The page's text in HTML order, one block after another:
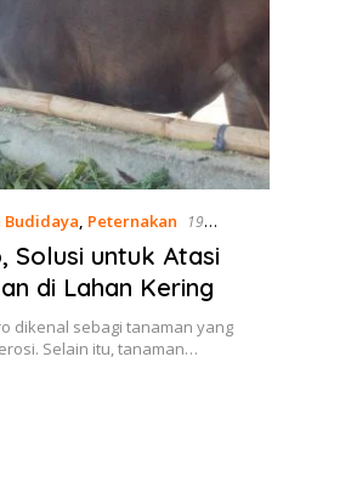
Budidaya, Peternakan
19
Solusi untuk Atasi
di Lahan Kering
dikenal sebagi tanaman yang
Selain itu, tanaman…